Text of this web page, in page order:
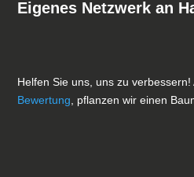
Eigenes Netzwerk an
Helfen Sie uns, uns zu
Bewertung , pflanzen wir einen